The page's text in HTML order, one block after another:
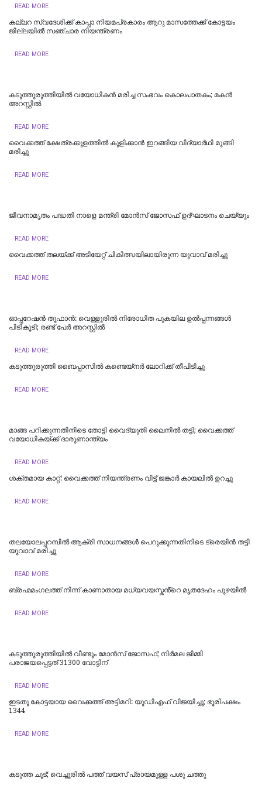
READ MORE
കല്ലറ സ്വദേശിക്ക് കാപ്പാ നിയമപ്രകാരം ആറു മാസത്തേക്ക് കോട്ടയം
ജില്ലയിൽ സഞ്ചാര നിയന്ത്രണം
READ MORE
കടുത്തുരുത്തിയിൽ വയോധികന്‍ മരിച്ച സംഭവം കൊലപാതകം; മകന്‍
അറസ്റ്റില്‍
READ MORE
വൈക്കത്ത് ക്ഷേത്രക്കുളത്തിൽ കുളിക്കാൻ ഇറങ്ങിയ വിദ്യാർഥി മുങ്ങി
മരിച്ചു
READ MORE
ജീവനാമൃതം പദ്ധതി നാളെ മന്ത്രി മോന്‍സ് ജോസഫ് ഉദ്ഘാടനം ചെയ്യും
READ MORE
വൈക്കത്ത് തലയ്ക്ക് അടിയേറ്റ് ചികിത്സയിലായിരുന്ന യുവാവ് മരിച്ചു
READ MORE
ഓപ്പറേഷൻ തൂഫാൻ: വെള്ളൂരിൽ നിരോധിത പുകയില ഉൽപ്പന്നങ്ങൾ
പിടികൂടി; രണ്ട് പേർ അറസ്റ്റിൽ
READ MORE
കടുത്തുരുത്തി ബൈപ്പാസിൽ കണ്ടെയ്നർ ലോറിക്ക് തീപിടിച്ചു
READ MORE
മാങ്ങ പറിക്കുന്നതിനിടെ തോട്ടി വൈദ്യുതി ലൈനില്‍ തട്ടി; വൈക്കത്ത്
വയോധികയ്ക്ക് ദാരുണാന്ത്യം
READ MORE
ശക്തമായ കാറ്റ്: വൈക്കത്ത് നിയന്ത്രണം വിട്ട് ജങ്കാർ കായലിൽ ഉറച്ചു
READ MORE
തലയോലപ്പറമ്പിൽ ആക്രി സാധനങ്ങൾ പെറുക്കുന്നതിനിടെ ട്രെയിൻ തട്ടി
യുവാവ് മരിച്ചു
READ MORE
ബ്രഹ്മമംഗലത്ത് നിന്ന് കാണാതായ മധ്യവയസ്കൻ്റെ മൃതദേഹം പുഴയിൽ
READ MORE
കടുത്തുരുത്തിയിൽ വീണ്ടും മോൻസ് ജോസഫ്; നിർമല ജിമ്മി
പരാജയപ്പെട്ടത് 31300 വോട്ടിന്
READ MORE
ഇടതു കോട്ടയായ വൈക്കത്ത് അട്ടിമറി: യുഡിഎഫ് വിജയിച്ചു; ഭൂരിപക്ഷം
1344
READ MORE
കടുത്ത ചൂട്; വെച്ചൂരിൽ പത്ത് വയസ് പ്രായമുള്ള പശു ചത്തു